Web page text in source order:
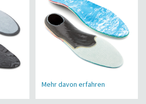
Mehr davon erfahren